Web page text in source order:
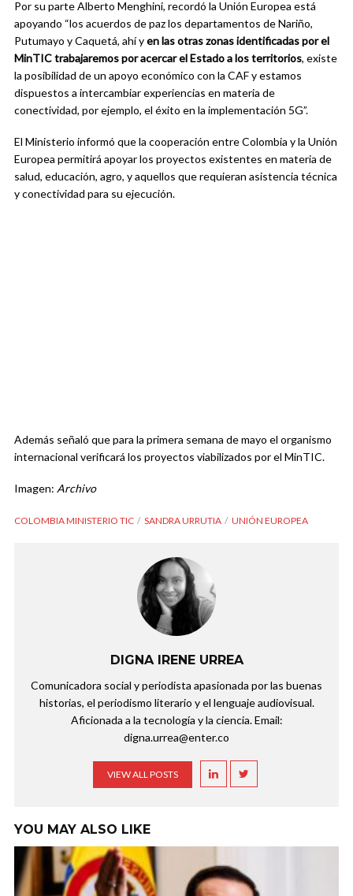
Por su parte Alberto Menghini, recordó la Unión Europea está
apoyando “los acuerdos de paz los departamentos de Nariño,
Putumayo y Caquetá, ahí yen las otras zonas identificadas por el
MinTIC trabajaremos por acercar el Estado a los territorios, existe
la posibilidad de un apoyo económico con la CAF y estamos
dispuestos a intercambiar experiencias en materia de
conectividad, por ejemplo, el éxito en la implementación 5G”.
El Ministerio informó que la cooperación entre Colombia y la Unión
Europea permitirá apoyar los proyectos existentes en materia de
salud, educación, agro, y aquellos que requieran asistencia técnica
y conectividad para su ejecución.
Además señaló que para la primera semana de mayo el organismo
internacional verificará los proyectos viabilizados por el MinTIC.
Imagen: Archivo
COLOMBIA MINISTERIO TIC SANDRA URRUTIA UNIÓN EUROPEA
DIGNA IRENE URREA
Comunicadora social y periodista apasionada por las buenas
historias, el periodismo literario y el lenguaje audiovisual.
Aficionada a la tecnología y la ciencia. Email:
digna.urrea@enter.co
VIEW ALL POSTS
YOU MAY ALSO LIKE